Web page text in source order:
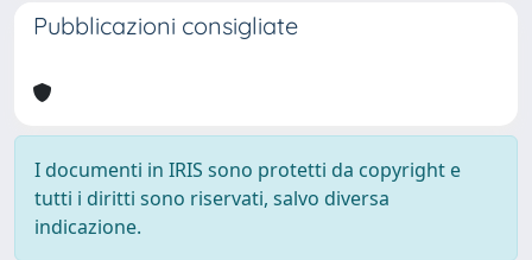
Pubblicazioni consigliate
I documenti in IRIS sono protetti da copyright e
tutti i diritti sono riservati, salvo diversa
indicazione.